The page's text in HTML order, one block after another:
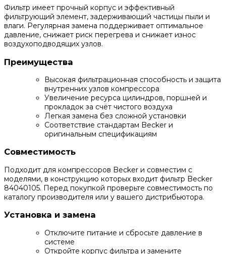
Фильтр имеет прочный корпус и эффективный
фильтрующий элемент, задерживающий частицы пыли и
влаги. Регулярная замена поддерживает оптимальное
давление, снижает риск перегрева и снижает износ
воздухоподводящих узлов.
Преимущества
Высокая фильтрационная способность и защита
внутренних узлов компрессора
Увеличение ресурса цилиндров, поршней и
прокладок за счёт чистого воздуха
Легкая замена без сложной установки
Соответствие стандартам Becker и
оригинальным спецификациям
Совместимость
Подходит для компрессоров Becker и совместим с
моделями, в конструкцию которых входит фильтр Becker
84040105. Перед покупкой проверьте совместимость по
каталогу производителя или у вашего дистрибьютора.
Установка и замена
Отключите питание и сбросьте давление в
системе
Откройте корпус фильтра и замените